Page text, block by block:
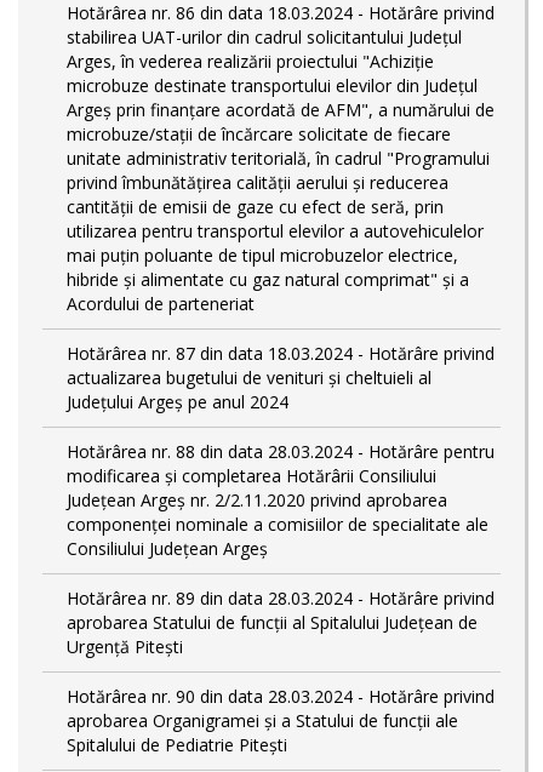
Hotărârea nr. 86 din data 18.03.2024 - Hotărâre privind
stabilirea UAT-urilor din cadrul solicitantului Județul
Arges, în vederea realizării proiectului "Achiziție
microbuze destinate transportului elevilor din Județul
Argeș prin finanțare acordată de AFM", a numărului de
microbuze/stații de încărcare solicitate de fiecare
unitate administrativ teritorială, în cadrul "Programului
privind îmbunătățirea calității aerului și reducerea
cantității de emisii de gaze cu efect de seră, prin
utilizarea pentru transportul elevilor a autovehiculelor
mai puțin poluante de tipul microbuzelor electrice,
hibride și alimentate cu gaz natural comprimat" și a
Acordului de parteneriat
Hotărârea nr. 87 din data 18.03.2024 - Hotărâre privind
actualizarea bugetului de venituri și cheltuieli al
Județului Argeș pe anul 2024
Hotărârea nr. 88 din data 28.03.2024 - Hotărâre pentru
modificarea și completarea Hotărârii Consiliului
Județean Argeș nr. 2/2.11.2020 privind aprobarea
componenței nominale a comisiilor de specialitate ale
Consiliului Județean Argeș
Hotărârea nr. 89 din data 28.03.2024 - Hotărâre privind
aprobarea Statului de funcții al Spitalului Județean de
Urgență Pitești
Hotărârea nr. 90 din data 28.03.2024 - Hotărâre privind
aprobarea Organigramei și a Statului de funcţii ale
Spitalului de Pediatrie Pitești